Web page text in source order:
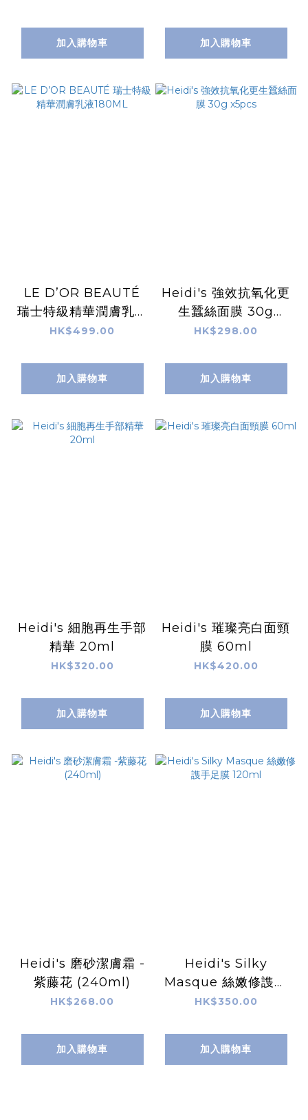
加入購物車 加入購物車
LE D’OR BEAUTÉ
瑞士特級精華潤膚乳液
180ML
HK$499.00
加入購物車
Heidi's 強效抗氧化更
生蠶絲面膜 30g
x5pcs
HK$298.00
加入購物車
Heidi's 細胞再生手部
精華 20ml
HK$320.00
加入購物車
Heidi's 璀璨亮白面頸
膜 60ml
HK$420.00
加入購物車
Heidi's 磨砂潔膚霜 -
紫藤花 (240ml)
HK$268.00
加入購物車
Heidi's Silky
Masque 絲嫩修謢手
足膜 120ml
HK$350.00
加入購物車